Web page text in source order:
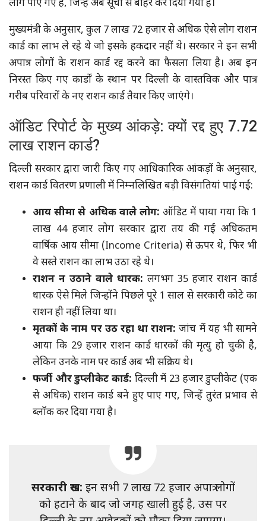
लोग पाए गए हैं, जिन्हें अब सूची से बाहर कर दिया गया है।
मुख्यमंत्री के अनुसार, कुल 7 लाख 72 हजार से अधिक ऐसे लोग राशन
कार्ड का लाभ ले रहे थे जो इसके हकदार नहीं थे। सरकार ने इन सभी
अपात्र लोगों के राशन कार्ड रद्द करने का फैसला लिया है। अब इन
निरस्त किए गए कार्डों के स्थान पर दिल्ली के वास्तविक और पात्र
गरीब परिवारों के नए राशन कार्ड तैयार किए जाएंगे।
ऑडिट रिपोर्ट के मुख्य आंकड़े: क्यों रद्द हुए 7.72
लाख राशन कार्ड?
दिल्ली सरकार द्वारा जारी किए गए आधिकारिक आंकड़ों के अनुसार,
राशन कार्ड वितरण प्रणाली में निम्नलिखित बड़ी विसंगतियां पाई गईं:
आय सीमा से अधिक वाले लोग: ऑडिट में पाया गया कि 1
लाख 44 हजार लोग सरकार द्वारा तय की गई अधिकतम
वार्षिक आय सीमा (Income Criteria) से ऊपर थे, फिर भी
वे सस्ते राशन का लाभ उठा रहे थे।
राशन न उठाने वाले धारक: लगभग 35 हजार राशन कार्ड
धारक ऐसे मिले जिन्होंने पिछले पूरे 1 साल से सरकारी कोटे का
राशन ही नहीं लिया था।
मृतकों के नाम पर उठ रहा था राशन: जांच में यह भी सामने
आया कि 29 हजार राशन कार्ड धारकों की मृत्यु हो चुकी है,
लेकिन उनके नाम पर कार्ड अब भी सक्रिय थे।
फर्जी और डुप्लीकेट कार्ड: दिल्ली में 23 हजार डुप्लीकेट (एक
से अधिक) राशन कार्ड बने हुए पाए गए, जिन्हें तुरंत प्रभाव से
ब्लॉक कर दिया गया है।
सरकारी रुख: इन सभी 7 लाख 72 हजार अपात्र लोगों
को हटाने के बाद जो जगह खाली हुई है, उस पर